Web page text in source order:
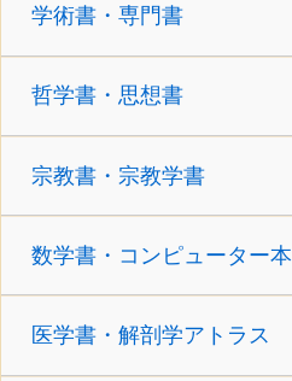
学術書・専門書
哲学書・思想書
宗教書・宗教学書
数学書・コンピューター本
医学書・解剖学アトラス